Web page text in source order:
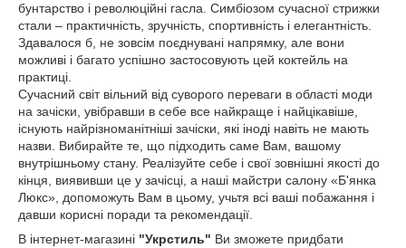
бунтарство і революційні гасла. Симбіозом сучасної стрижки
стали – практичність, зручність, спортивність і елегантність.
Здавалося б, не зовсім поєднувані напрямку, але вони
можливі і багато успішно застосовують цей коктейль на
практиці.
Сучасний світ вільний від суворого переваги в області моди
на зачіски, увібравши в себе все найкраще і найцікавіше,
існують найрізноманітніші зачіски, які іноді навіть не мають
назви. Вибирайте те, що підходить саме Вам, вашому
внутрішньому стану. Реалізуйте себе і свої зовнішні якості до
кінця, виявивши це у зачісці, а наші майстри салону «Б'янка
Люкс», допоможуть Вам в цьому, учьтя всі ваші побажання і
давши корисні поради та рекомендації.
В інтернет-магазині "Укрстиль" Ви зможете придбати